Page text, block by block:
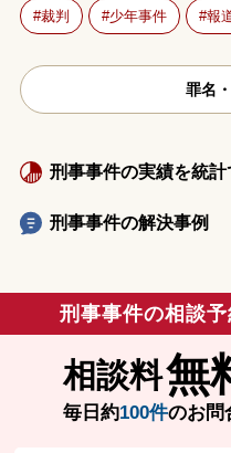
裁判 少年事件 報
罪名
刑事事件の実績を統計
刑事事件の解決事例
刑事事件の相談予
相談料無
毎日約100件のお問